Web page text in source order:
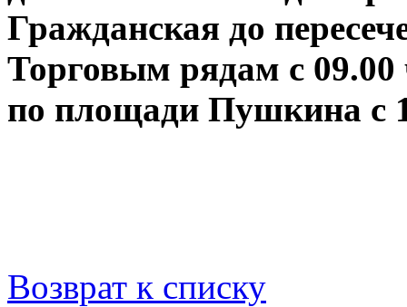
Гражданская до
Торговым рядам с 09.00
по площади Пушкина с
Возврат к списку